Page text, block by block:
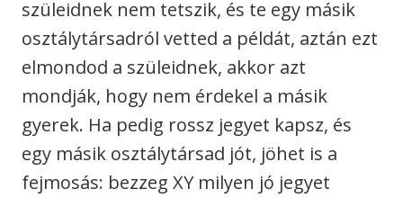
szüleidnek nem tetszik, és te egy másik
osztálytársadról vetted a példát, aztán ezt
elmondod a szüleidnek, akkor azt
mondják, hogy nem érdekel a másik
gyerek. Ha pedig rossz jegyet kapsz, és
egy másik osztálytársad jót, jöhet is a
fejmosás: bezzeg XY milyen jó jegyet